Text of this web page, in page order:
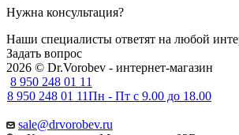
Нужна консультация?
Наши специалисты ответят на любой
Задать вопрос
2026 © Dr.Vorobev - интернет-магазин
8 950 248 01 11
8 950 248 01 11Пн - Пт с 9.00 до 18.00
sale@drvorobev.ru